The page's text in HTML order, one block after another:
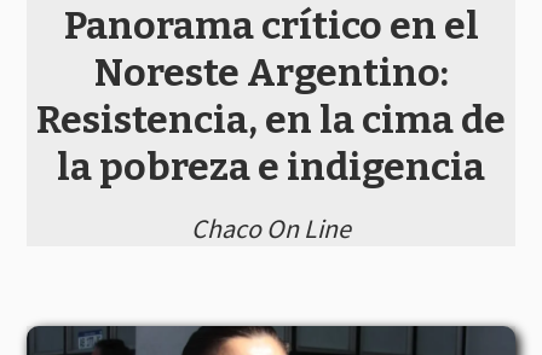
Panorama crítico en el
Noreste Argentino:
Resistencia, en la cima de
la pobreza e indigencia
Chaco On Line